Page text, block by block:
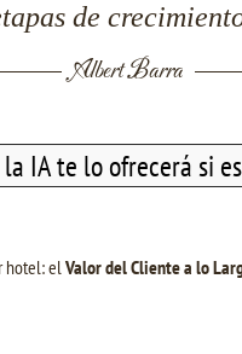
de
Albert Barra
hotel: elValor del Cliente a lo